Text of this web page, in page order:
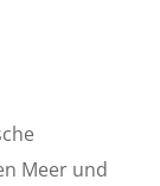
Meer und